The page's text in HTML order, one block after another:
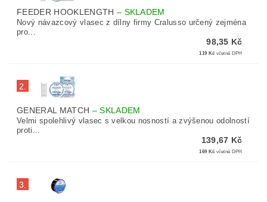
FEEDER HOOKLENGTH – SKLADEM
Nový návazcový vlasec z dílny firmy Cralusso určený zejména
pro...
98,35 Kč
119 Kč včetně DPH
2.
GENERAL MATCH –SKLADEM
Velmi spolehlivý vlasec s velkou nosností a zvýšenou odolností
proti...
139,67 Kč
169 Kč včetně DPH
3.